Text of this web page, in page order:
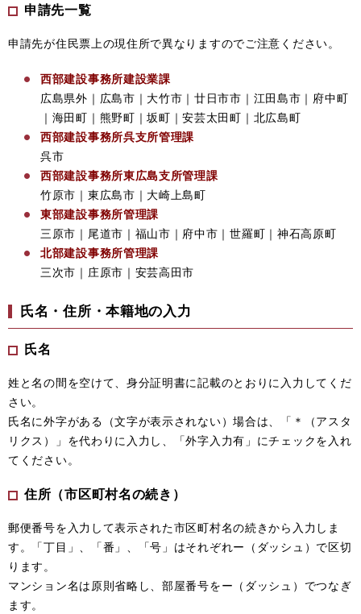
申請先一覧
申請先が住民票上の現住所で異なりますのでご注意ください。
西部建設事務所建設業課
広島県外｜広島市｜大竹市｜廿日市市｜江田島市｜府中町
｜海田町｜熊野町｜坂町｜安芸太田町｜北広島町
西部建設事務所呉支所管理課
呉市
西部建設事務所東広島支所管理課
​竹原市｜東広島市｜大崎上島町
東部建設事務所管理課
三原市｜尾道市｜福山市｜府中市｜世羅町｜神石高原町
北部建設事務所管理課
​三次市｜庄原市｜安芸高田市
氏名・住所・本籍地の入力
氏名
姓と名の間を空けて、身分証明書に記載のとおりに入力してくだ
さい。
氏名に外字がある（文字が表示されない）場合は、「＊（アスタ
リクス）」を代わりに入力し、「外字入力有」にチェックを入れ
てください。
住所（市区町村名の続き）
郵便番号を入力して表示された市区町村名の続きから入力しま
す。「丁目」、「番」、「号」はそれぞれー（ダッシュ）で区切
ります。
マンション名は原則省略し、部屋番号をー（ダッシュ）でつなぎ
ます。